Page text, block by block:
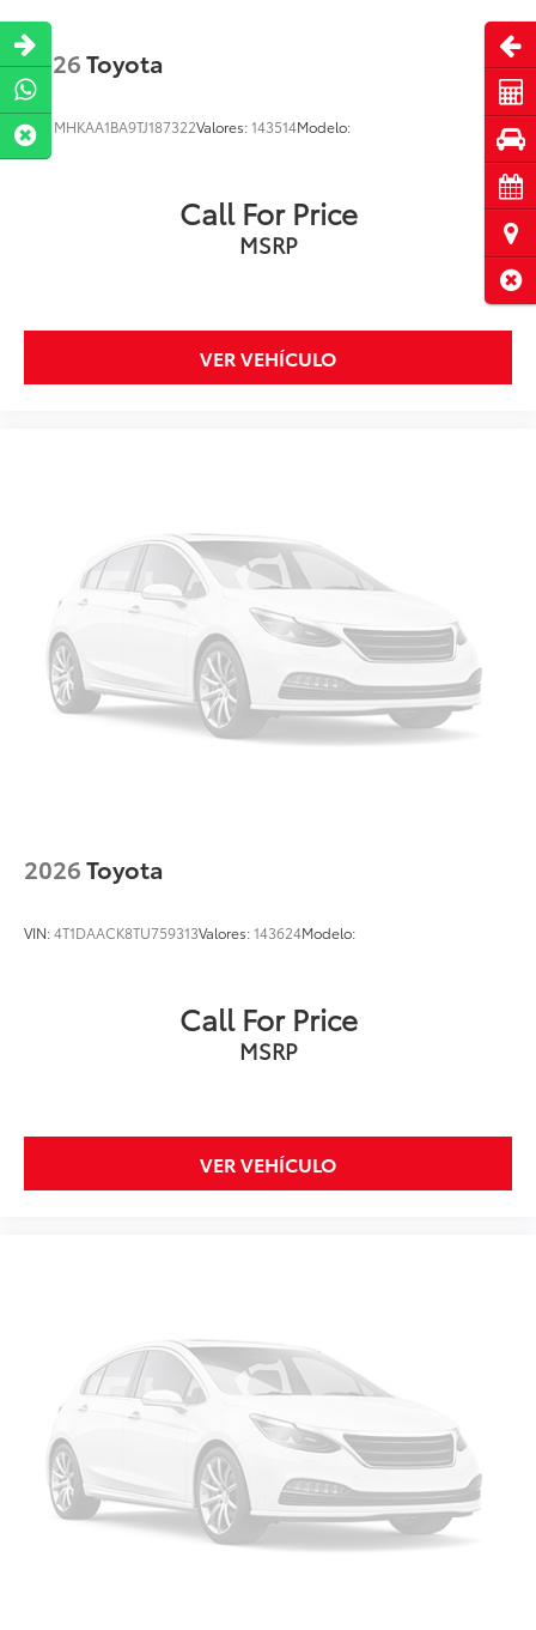
2026Toyota
VIN: MHKAA1BA9TJ187322Valores:143514Modelo:
Call For Price
MSRP
VER VEHÍCULO
2026Toyota
VIN:4T1DAACK8TU759313Valores:143624Modelo:
Call For Price
MSRP
VER VEHÍCULO